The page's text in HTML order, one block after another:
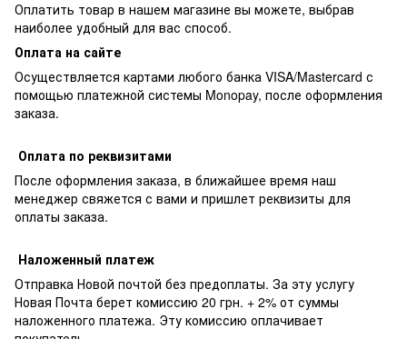
Оплатить товар в нашем магазине вы можете, выбрав
наиболее удобный для вас способ.
Оплата на сайте
Осуществляется картами любого банка VISA/Mastercard с
помощью платежной системы Monopay, после оформления
заказа.
Оплата по реквизитами
После оформления заказа, в ближайшее время наш
менеджер свяжется с вами и пришлет реквизиты для
оплаты заказа.
Наложенный платеж
Отправка Новой почтой без предоплаты. За эту услугу
Новая Почта берет комиссию 20 грн. + 2% от суммы
наложенного платежа. Эту комиссию оплачивает